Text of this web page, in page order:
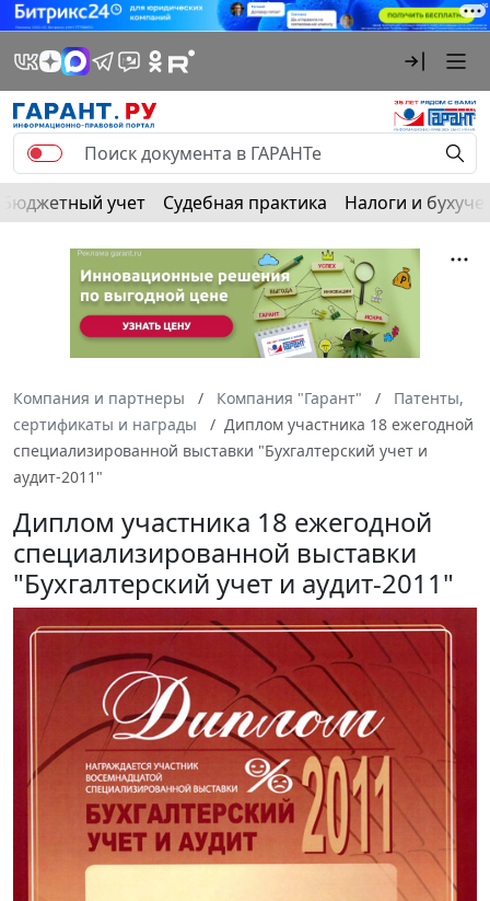
Бюджетный учет Судебная практика Налоги и
Компания и партнеры Компания "Гарант"
Патенты,
сертификаты и награды
Диплом участника 18 ежегодной
специализированной выставки "Бухгалтерский учет и
аудит-2011"
Диплом участника 18 ежегодной
специализированной выставки
"Бухгалтерский учет и аудит-2011"